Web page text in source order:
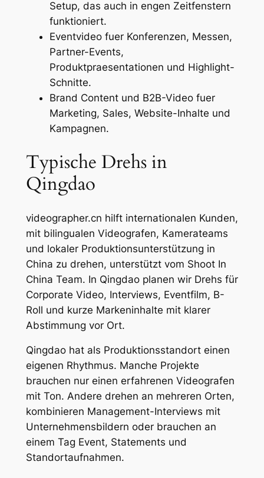
Setup, das auch in engen Zeitfenstern
funktioniert.
Eventvideo fuer Konferenzen, Messen,
Partner-Events,
Produktpraesentationen und Highlight-
Schnitte.
Brand Content und B2B-Video fuer
Marketing, Sales, Website-Inhalte und
Kampagnen.
Typische Drehs in
Qingdao
videographer.cn hilft internationalen Kunden,
mit bilingualen Videografen, Kamerateams
und lokaler Produktionsunterstützung in
China zu drehen, unterstützt vom Shoot In
China Team. In Qingdao planen wir Drehs für
Corporate Video, Interviews, Eventfilm, B-
Roll und kurze Markeninhalte mit klarer
Abstimmung vor Ort.
Qingdao hat als Produktionsstandort einen
eigenen Rhythmus. Manche Projekte
brauchen nur einen erfahrenen Videografen
mit Ton. Andere drehen an mehreren Orten,
kombinieren Management-Interviews mit
Unternehmensbildern oder brauchen an
einem Tag Event, Statements und
Standortaufnahmen.